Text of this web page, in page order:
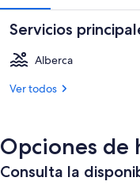
Servicios
Alberca
Ver todos
Opciones de
Consulta la